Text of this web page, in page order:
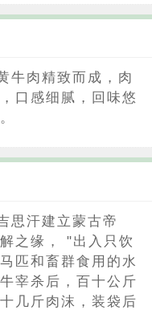
牛肉精致而成，肉
口感细腻，回味悠
思汗建立蒙古帝
之缘， "出入只饮
匹和畜群食用的水
宰杀后，百十公斤
几斤肉沫，装袋后